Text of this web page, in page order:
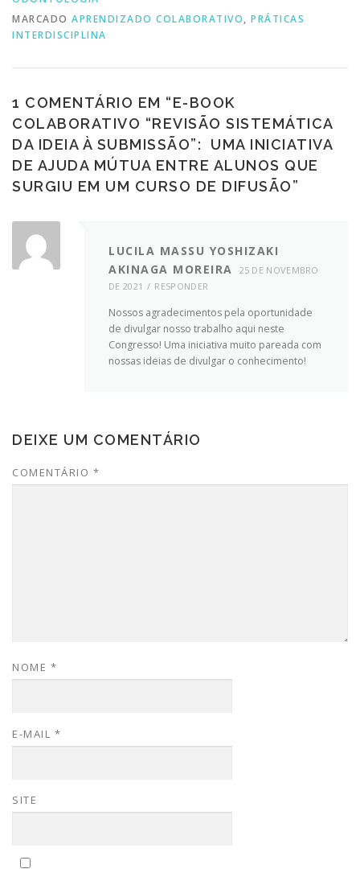
MARCADO APRENDIZADO COLABORATIVO, PRÁTICAS
INTERDISCIPLINA
1 COMENTÁRIO EM “E-BOOK
COLABORATIVO “REVISÃO SISTEMÁTICA
DA IDEIA À SUBMISSÃO”: UMA INICIATIVA
DE AJUDA MÚTUA ENTRE ALUNOS QUE
SURGIU EM UM CURSO DE DIFUSÃO”
LUCILA MASSU YOSHIZAKI
AKINAGA MOREIRA
25 DE NOVEMBRO
DE 2021
RESPONDER
Nossos agradecimentos pela oportunidade
de divulgar nosso trabalho aqui neste
Congresso! Uma iniciativa muito pareada com
nossas ideias de divulgar o conhecimento!
DEIXE UM COMENTÁRIO
COMENTÁRIO *
NOME *
E-MAIL *
SITE